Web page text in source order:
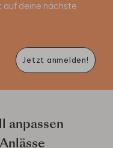
auf deine nächste
Jetzt anmelden!
anpassen